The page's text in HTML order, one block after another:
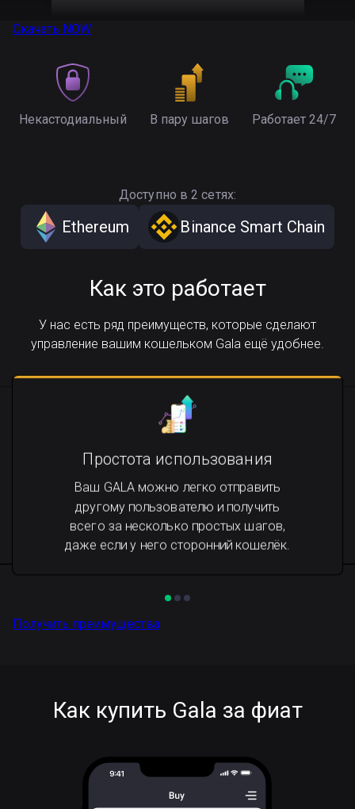
Скачать NOW
Некастодиальный В пару шагов Работает 24/7
Доступно в 2 сетях:
Ethereum Binance Smart Chain
Как это работает
У нас есть ряд преимуществ, которые сделают
управление вашим кошельком Gala ещё удобнее.
Простота использования
Ваш GALA можно легко отправить
другому пользователю и получить
всего за несколько простых шагов,
даже если у него сторонний кошелёк.
Получить преимущества
Как купить Gala за фиат